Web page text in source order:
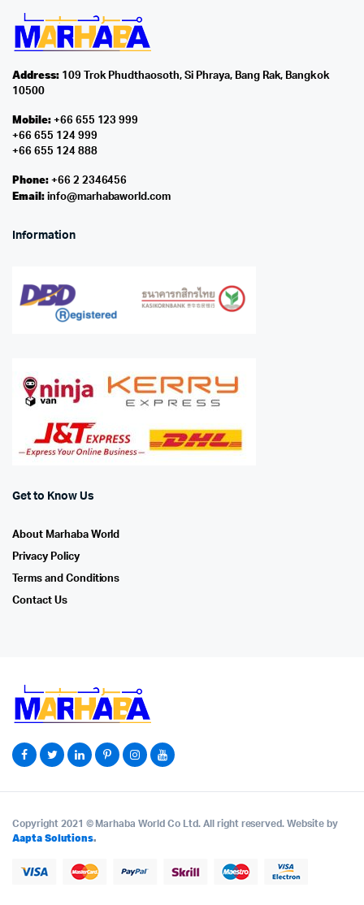
Address:109 Trok Phudthaosoth, Si Phraya, Bang Rak, Bangkok
10500
Mobile:+66 655 123 999
+66 655 124 999
+66 655 124 888
Phone:+66 2 2346456
Email: info@marhabaworld.com
Information
Get to Know Us
About Marhaba World
Privacy Policy
Terms and Conditions
Contact Us
Copyright 2021 © Marhaba World Co Ltd. All right reserved. Website by
Aapta Solutions.